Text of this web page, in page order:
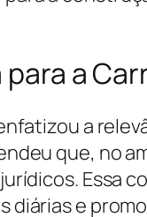
a
a
que, no
Essa
diárias e